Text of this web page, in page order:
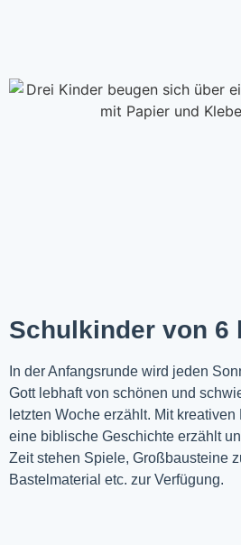
Schulkinder von 6
In der Anfangsrunde wird jeden
Gott lebhaft von schönen und
letzten Woche erzählt. Mit kreativen
eine biblische Geschichte erzählt
Zeit stehen Spiele, Großbausteine
Bastelmaterial etc. zur Verfügung.